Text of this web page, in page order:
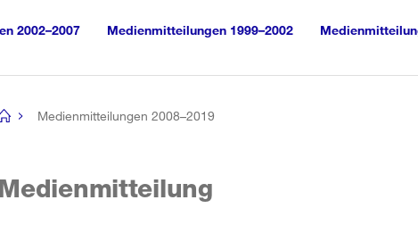
2002–2007 Medienmitteilungen 1999–2002
Medienmitteilungen 2008–2019